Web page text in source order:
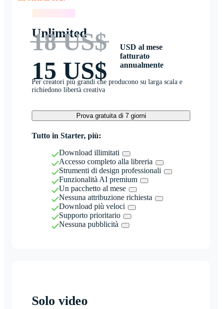
Unlimited
18 US$
15 US$
USD al mese
fatturato
annualmente
Per creatori più grandi che producono su larga scala e
richiedono libertà creativa
Prova gratuita di 7 giorni
Tutto in Starter, più:
Download illimitati
Accesso completo alla libreria
Strumenti di design professionali
Funzionalità AI premium
Un pacchetto al mese
Nessuna attribuzione richiesta
Download più veloci
Supporto prioritario
Nessuna pubblicità
Solo video